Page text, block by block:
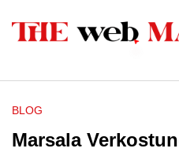
BLOG
Marsala